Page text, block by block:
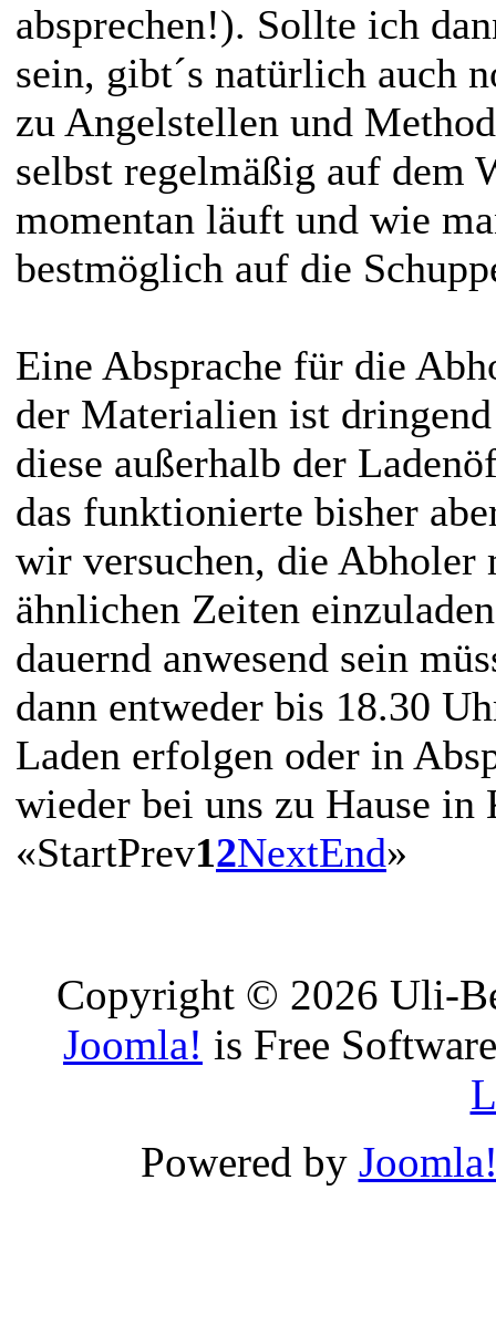
absprechen!). Sollte ich
sein, gibt´s natürlich auch
zu Angelstellen und
selbst regelmäßig auf dem
momentan läuft und wie
bestmöglich auf die
Eine Absprache für die
der Materialien ist
diese außerhalb der
das funktionierte bisher
wir versuchen, die Abholer
ähnlichen Zeiten
dauernd anwesend sein
dann entweder bis 18.30
Laden erfolgen oder in
wieder bei uns zu Hause in
«StartPrev12NextEnd»
Copyright © 2026 Uli-
Joomla! is Free
Powered by